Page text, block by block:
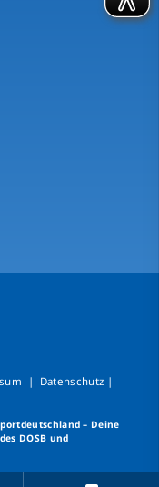
| Datenschutz |
– Deine
DOSB und